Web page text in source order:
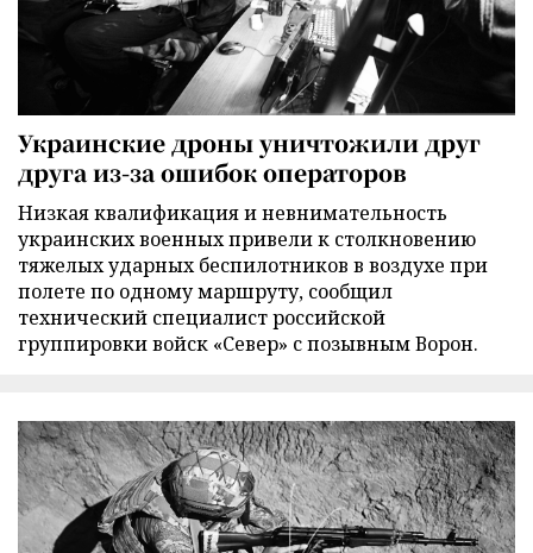
Украинские дроны уничтожили друг
друга из-за ошибок операторов
Низкая квалификация и невнимательность
украинских военных привели к столкновению
тяжелых ударных беспилотников в воздухе при
полете по одному маршруту, сообщил
технический специалист российской
группировки войск «Север» с позывным Ворон.